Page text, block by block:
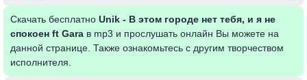
Скачать бесплатно Unik - В этом городе нет тебя, и я не
спокоен ft Gara в mp3 и прослушать онлайн Вы можете на
данной странице. Также ознакомьтесь с другим творчеством
исполнителя.